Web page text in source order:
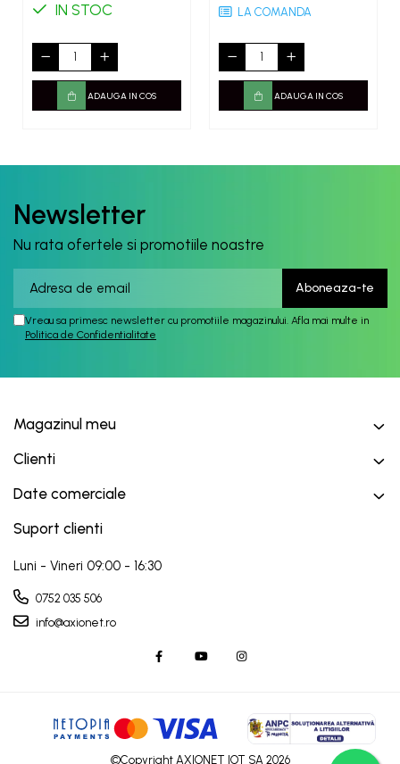
IN STOC
ADAUGA IN COS
LA COMANDA
ADAUGA IN COS
Newsletter
Nu rata ofertele si promotiile noastre
Vreau sa primesc newsletter cu promotiile magazinului. Afla mai multe in
Politica de Confidentialitate
Magazinul meu
Clienti
Date comerciale
Suport clienti
Luni - Vineri 09:00 - 16:30
0752 035 506
info@axionet.ro
©Copyright AXIONET IOT SA 2026